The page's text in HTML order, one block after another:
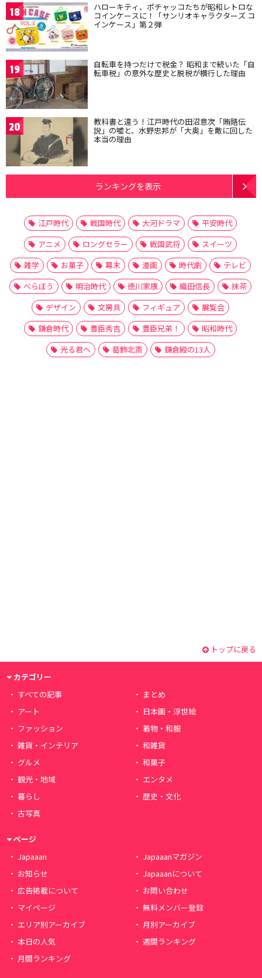
18 ハローキティ、ポチャッコたちが昭和レトロな
コインケースに！「サンリオキャラクターズ コ
インケース」第２弾
19 自転車を持つだけで税金？ 昭和まで続いた「自
転車税」の意外な歴史と脱税が横行した理由
20 教科書と違う！江戸時代の田沼意次「賄賂伝
説」の嘘と、水野忠邦が「大奥」を敵に回した
本当の理由
ランキングを表示
江戸時代 戦国時代 大河ドラマ
平安時代
アニメ
ロングセラー 戦国武将
スイーツ
雑学
お菓子 幕末 漫画 時代劇
テレビ
べらぼう
明治時代 徳川家康 織田信長
抹茶
デザイン
文房具 フィギュア
展覧会
鎌倉時代
豊臣秀吉 豊臣兄弟！
昭和時代
光る君へ
葛飾北斎 鎌倉殿の13人
トップに戻る
カテゴリー
すべての記事
まとめ
アート
日本画・浮世絵
ファッション
着物・和服
雑貨・インテリア
和雑貨
グルメ
和菓子
観光・地域
エンタメ
暮らし
歴史・文化
古写真
ページ
Japaaan
Japaaanマガジン
お知らせ
Japaaanについて
広告掲載について
お問い合わせ
マイページ
無料メンバー登録
エリア別アーカイブ
月別アーカイブ
本日の人気
週間ランキング
月間ランキング